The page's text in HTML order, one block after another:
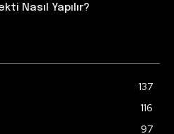
Nasıl Yapılır?
137
116
97